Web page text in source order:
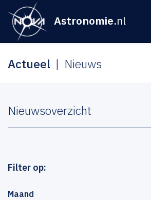
Astronomie.nl
Actueel Nieuws
Nieuwsoverzicht
Filter op:
Maand